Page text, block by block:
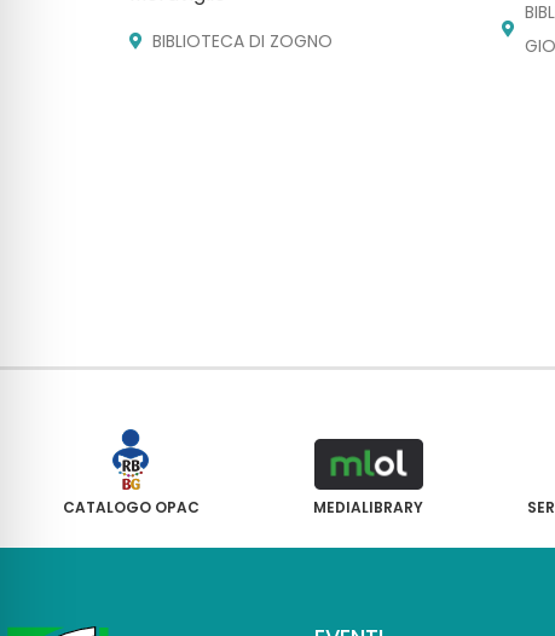
BIBLIOTECA DI ZOGNO
CATALOGO OPAC MEDIALIBRARY